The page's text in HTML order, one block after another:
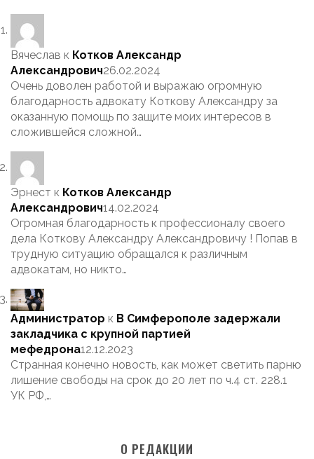
Вячеслав к Котков Александр
Александрович26.02.2024
Очень доволен работой и выражаю огромную
благодарность адвокату Коткову Александру за
оказанную помощь по защите моих интересов в
сложившейся сложной…
Эрнест к Котков Александр
Александрович14.02.2024
Огромная благодарность к профессионалу своего
дела Коткову Александру Александровичу ! Попав в
трудную ситуацию обращался к различным
адвокатам, но никто…
Администратор к В Симферополе задержали
закладчика с крупной партией
мефедрона12.12.2023
Странная конечно новость, как может светить парню
лишение свободы на срок до 20 лет по ч.4 ст. 228.1
УК РФ,…
О РЕДАКЦИИ